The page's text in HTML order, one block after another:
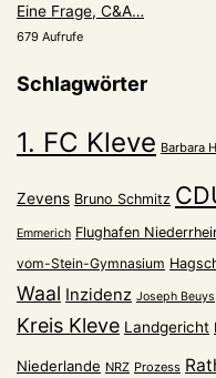
Eine Frage, C&A…
679 Aufrufe
Schlagwörter
1. FC Kleve Barbara
Zevens Bruno Schmitz
Emmerich Flughafen
vom-Stein-Gymnasium
Waal Inzidenz Joseph Beuys
Kreis Kleve Landgericht
Niederlande NRZ Prozess